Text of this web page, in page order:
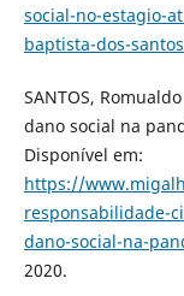
social-no-estagio-
baptista-dos-
SANTOS,
dano social na
Disponível em:
https://
responsabilidade-
dano-social-na-
2020.